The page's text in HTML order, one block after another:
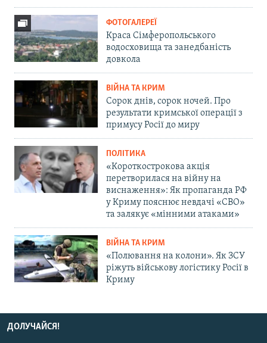
ФОТОГАЛЕРЕЇ
Краса Сімферопольського
водосховища та занедбаність
довкола
ВІЙНА ТА КРИМ
Сорок днів, сорок ночей. Про
результати кримської операції з
примусу Росії до миру
ПОЛІТИКА
«Короткострокова акція
перетворилася на війну на
виснаження»: Як пропаганда РФ
у Криму пояснює невдачі «СВО»
та залякує «мінними атаками»
ВІЙНА ТА КРИМ
«Полювання на колони». Як ЗСУ
ріжуть військову логістику Росії в
Криму
ДОЛУЧАЙСЯ!